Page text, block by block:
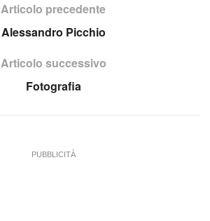
Articolo precedente
Alessandro Picchio
Articolo successivo
Fotografia
PUBBLICITÀ